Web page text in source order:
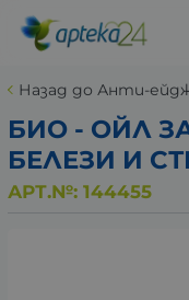
Назад до Анти-
БИО - ОЙЛ
БЕЛЕЗИ И
АРТ.№: 144455